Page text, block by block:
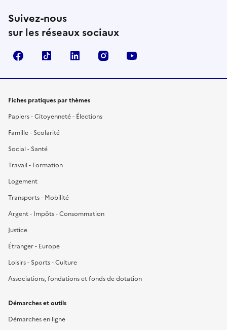
Suivez-nous
sur les réseaux sociaux
FacebookTikTok LinkedIn Instagram
Fiches pratiques par thèmes
Papiers - Citoyenneté - Élections
Famille - Scolarité
Social - Santé
Travail - Formation
Logement
Transports - Mobilité
Argent - Impôts - Consommation
Justice
Étranger - Europe
Loisirs - Sports - Culture
Associations, fondations et fonds de dotation
Démarches et outils
Démarches en ligne